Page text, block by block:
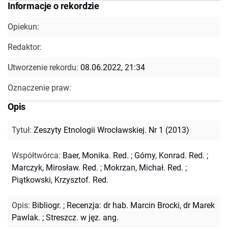
Informacje o rekordzie
Opiekun:
Redaktor:
Utworzenie rekordu: 08.06.2022, 21:34
Oznaczenie praw:
Opis
Tytuł: Zeszyty Etnologii Wrocławskiej. Nr 1 (2013)
Współtwórca: Baer, Monika. Red. ; Górny, Konrad. Red. ;
Marczyk, Mirosław. Red. ; Mokrzan, Michał. Red. ;
Piątkowski, Krzysztof. Red.
Opis: Bibliogr. ; Recenzja: dr hab. Marcin Brocki, dr Marek
Pawlak. ; Streszcz. w jęz. ang.